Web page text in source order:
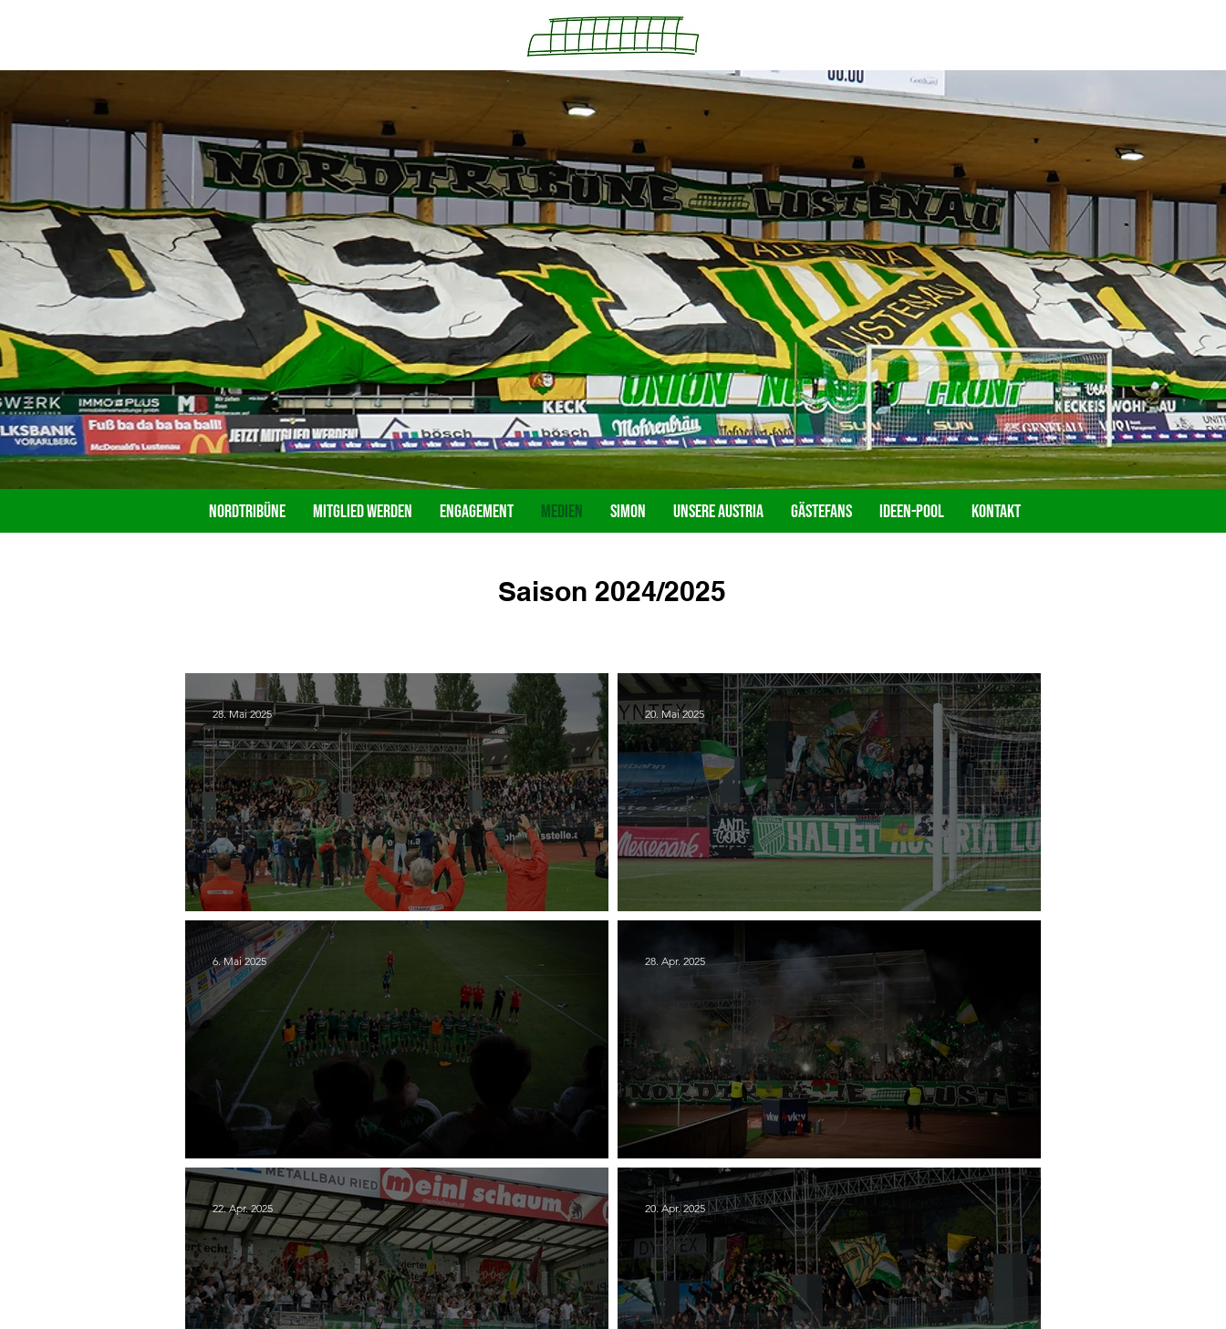
Nordtribüne Mitglied werden Engagement Medien Simon Unsere Austria Gästefans Ideen-Pool Kontakt
Saison 2024/2025
(BREGENZ) 30. SC Austria Lustenau - ASK Voitsberg
28. Mai 2025
(BREGENZ) 28. SC Austria Lustenau - First Vienna
20. Mai 2025
27. SKU Amstetten - SC Austria Lustenau
6. Mai 2025
(BREGENZ) 26. SC Austria Lustenau - SW Bregenz
28. Apr. 2025
22. Apr. 2025 20. Apr. 2025